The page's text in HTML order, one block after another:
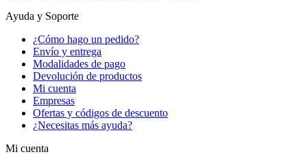
Ayuda y Soporte
¿Cómo hago un pedido?
Envío y entrega
Modalidades de pago
Devolución de productos
Mi cuenta
Empresas
Ofertas y códigos de descuento
¿Necesitas más ayuda?
Mi cuenta